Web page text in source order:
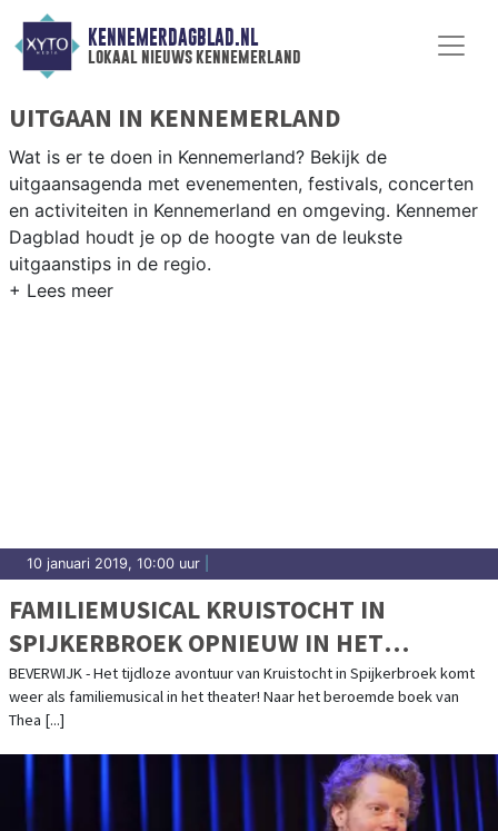
KENNEMERDAGBLAD.NL
lokaal nieuws kennemerland
UITGAAN IN KENNEMERLAND
Wat is er te doen in Kennemerland? Bekijk de
uitgaansagenda met evenementen, festivals, concerten
en activiteiten in Kennemerland en omgeving. Kennemer
Dagblad houdt je op de hoogte van de leukste
uitgaanstips in de regio.
10 januari 2019, 10:00 uur
FAMILIEMUSICAL KRUISTOCHT IN
SPIJKERBROEK OPNIEUW IN HET
THEATER!
BEVERWIJK - Het tijdloze avontuur van Kruistocht in Spijkerbroek komt
weer als familiemusical in het theater! Naar het beroemde boek van
Thea [...]